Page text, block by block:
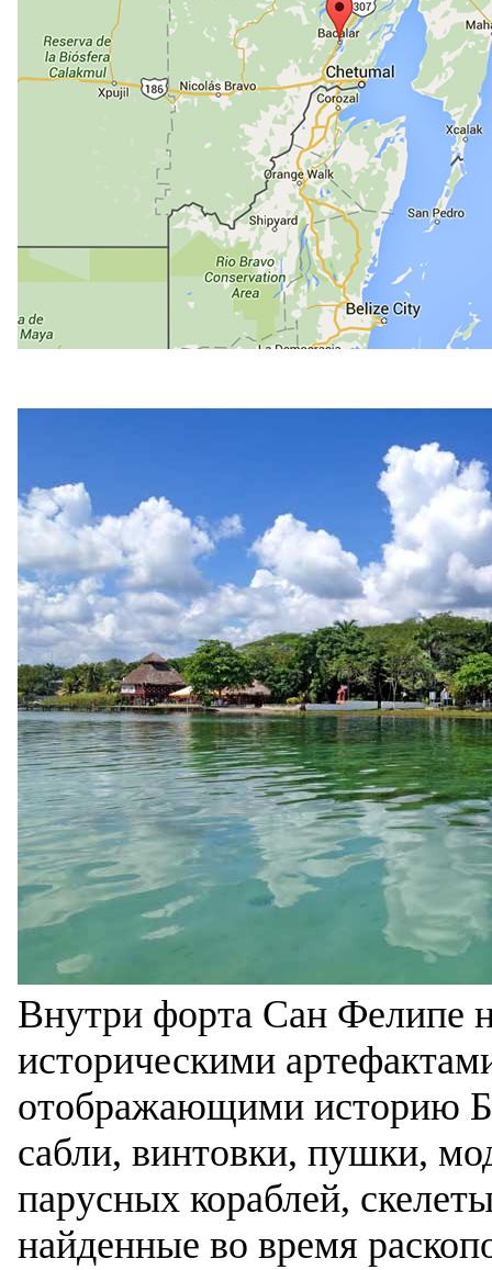
Внутри форта Сан Фелипе
историческими
отображающими историю
сабли, винтовки, пушки,
парусных кораблей,
найденные во время